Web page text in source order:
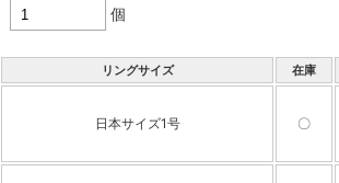
個
リングサイズ 在庫
日本サイズ1号 〇